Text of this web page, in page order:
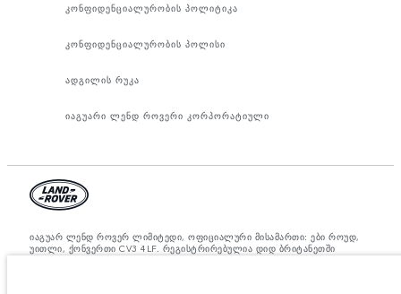
კონფიდენციალურობის პოლიტიკა
კონფიდენციალურობის პოლისი
ადგილის რუკა
იაგუარი ლენდ როვერი კორპორატიული
იაგუარ ლენდ როვერ ლიმიტედი, ოფიციალური მისამართი: ები როუდ,
უითლი, ქონვერთი CV3 4LF. რეგისტრირებულია დიდ ბრიტანეთში
ნომრით: 1672070. ევროკავშირის კანონდებლობის თანახმად,